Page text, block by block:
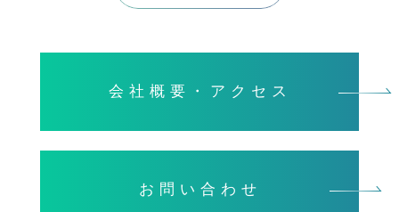
会社概要・アクセス
お問い合わせ